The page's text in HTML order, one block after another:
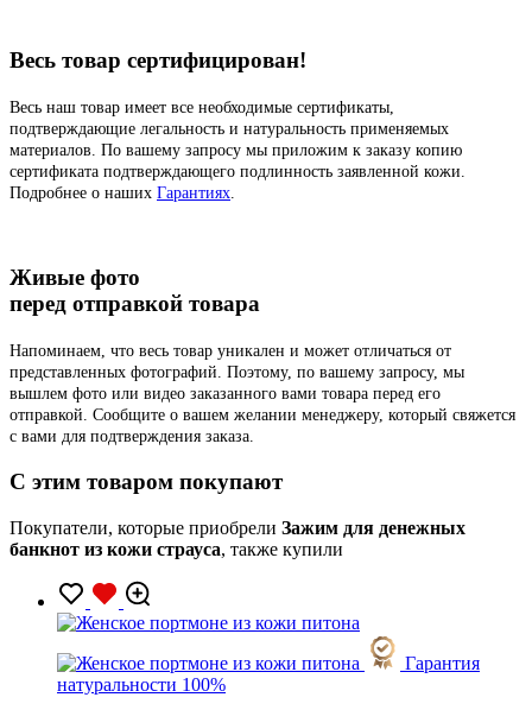
Весь товар сертифицирован!
Весь наш товар имеет все необходимые сертификаты,
подтверждающие легальность и натуральность применяемых
материалов. По вашему запросу мы приложим к заказу копию
сертификата подтверждающего подлинность заявленной кожи.
Подробнее о наших Гарантиях
Живые фото
перед отправкой товара
Напоминаем, что весь товар уникален и может отличаться от
представленных фотографий. Поэтому, по вашему запросу, мы
вышлем фото или видео заказанного вами товара перед его
отправкой. Сообщите о вашем желании менеджеру, который свяжется
с вами для подтверждения заказа.
C этим товаром покупают
Покупатели, которые приобрели Зажим для денежных
банкнот из кожи страуса, также купили
Гарантия
натуральности 100%